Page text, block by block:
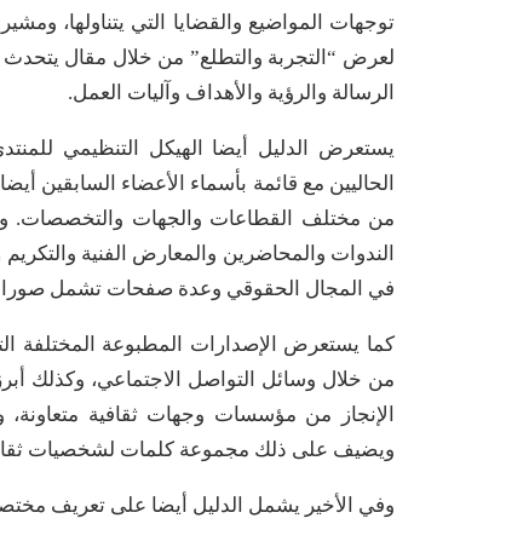
لعرض “التجربة والتطلع” من خلال مقال
الرسالة والرؤية والأهداف وآليات العمل.
يستعرض الدليل أيضا الهيكل التنظيمي
الحاليين مع قائمة بأسماء الأعضاء السابقين
من مختلف القطاعات والجهات والتخصصات.
الندوات والمحاضرين والمعارض الفنية
في المجال الحقوقي وعدة صفحات تشمل صورا
كما يستعرض الإصدارات المطبوعة المختلفة
من خلال وسائل التواصل الاجتماعي، وكذلك
الإنجاز من مؤسسات وجهات ثقافية
ويضيف على ذلك مجموعة كلمات لشخصيات
وفي الأخير يشمل الدليل أيضا على تعريف مختصر